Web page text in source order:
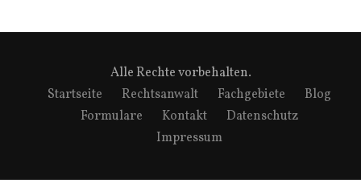
Alle Rechte vorbehalten.
Startseite
Rechtsanwalt Fachgebiete
Blog
Formulare
Kontakt
Datenschutz
Impressum